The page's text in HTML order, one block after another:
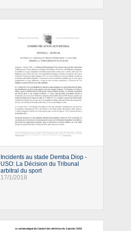
Incidents au stade Demba Diop -
USO: La Décision du Tribunal
arbitral du sport
17/1/2018